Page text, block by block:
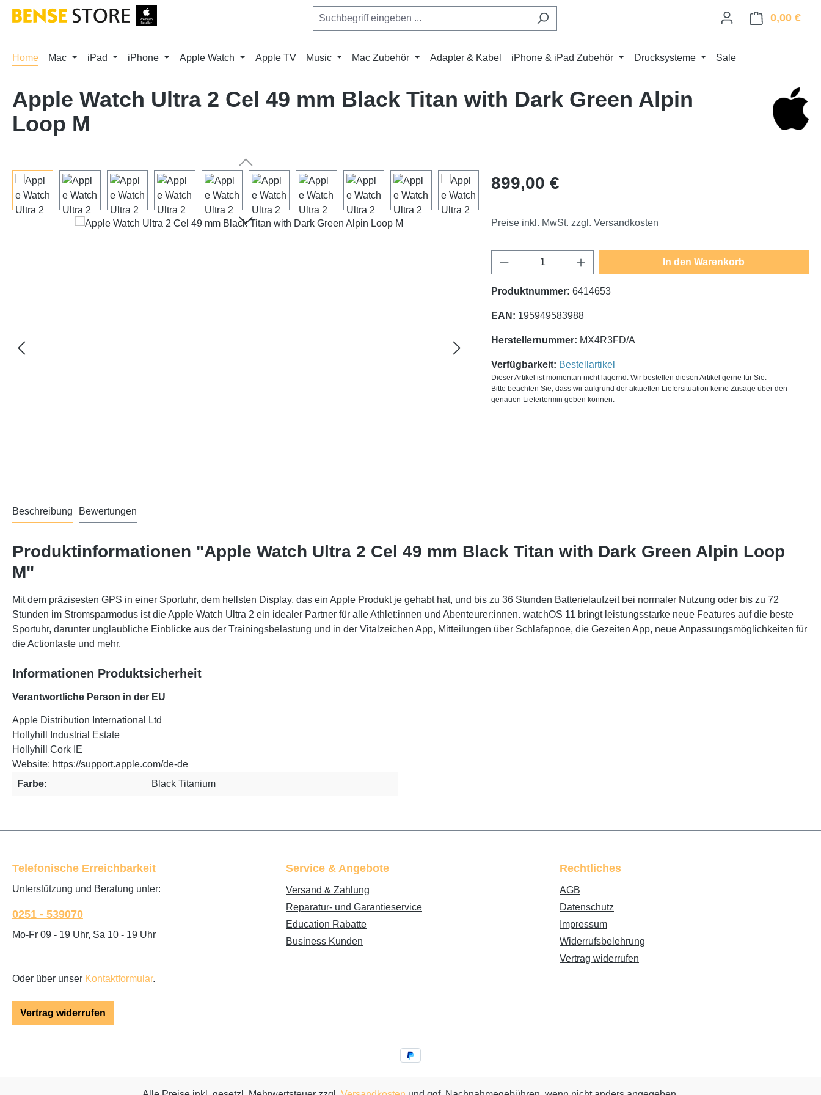
Hauptinhalt springen
Zur Suche springen
Zur Hauptnavigation springen 0,00 €
Home Mac iPad iPhone Apple Watch Apple TV Music Mac Zubehör Adapter & Kabel iPhone & iPad Zubehör Drucksysteme Sale
Apple Watch Ultra 2 Cel 49 mm Black Titan with Dark Green Alpin
Loop M
Bildergalerie überspringen Regulärer Preis:
899,00 €
Preise inkl. MwSt. zzgl. Versandkosten
Produkt Anzahl: Gib den gewünschten Wert ein
In den Warenkorb
Produktnummer: 6414653
EAN: 195949583988
Herstellernummer: MX4R3FD/A
Verfügbarkeit: Bestellartikel
Dieser Artikel ist momentan nicht lagernd. Wir bestellen diesen Artikel gerne für Sie.
Bitte beachten Sie, dass wir aufgrund der aktuellen Liefersituation keine Zusage über den
genauen Liefertermin geben können.
Beschreibung Bewertungen
Produktinformationen "Apple Watch Ultra 2 Cel 49 mm Black Titan with Dark Green Alpin Loop
M"
Mit dem präzisesten GPS in einer Sportuhr, dem hellsten Display, das ein Apple Produkt je gehabt hat, und bis zu 36 Stunden Batterielaufzeit bei normaler Nutzung oder bis zu 72
Stunden im Stromsparmodus ist die Apple Watch Ultra 2 ein idealer Partner für alle Athlet:innen und Abenteurer:innen. watchOS 11 bringt leistungsstarke neue Features auf die beste
Sportuhr, darunter unglaubliche Einblicke aus der Trainingsbelastung und in der Vitalzeichen App, Mitteilungen über Schlafapnoe, die Gezeiten App, neue Anpassungsmöglichkeiten für
die Actiontaste und mehr.
Informationen Produktsicherheit
Verantwortliche Person in der EU
Apple Distribution International Ltd
Hollyhill Industrial Estate
Hollyhill Cork IE
Website: https://support.apple.com/de-de
Farbe:
Black Titanium
Telefonische Erreichbarkeit
Unterstützung und Beratung unter:
0251 - 539070
Mo-Fr 09 - 19 Uhr, Sa 10 - 19 Uhr
Oder über unser Kontaktformular.
Vertrag widerrufen
Service & Angebote
Versand & Zahlung
Reparatur- und Garantieservice
Education Rabatte
Business Kunden
Rechtliches
AGB
Datenschutz
Impressum
Widerrufsbelehrung
Vertrag widerrufen